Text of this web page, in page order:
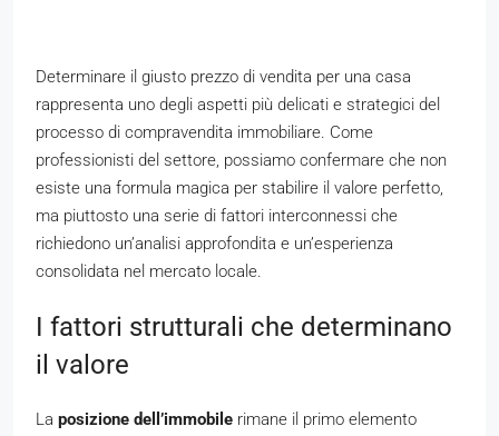
Determinare il giusto prezzo di vendita per una casa
rappresenta uno degli aspetti più delicati e strategici del
processo di compravendita immobiliare. Come
professionisti del settore, possiamo confermare che non
esiste una formula magica per stabilire il valore perfetto,
ma piuttosto una serie di fattori interconnessi che
richiedono un’analisi approfondita e un’esperienza
consolidata nel mercato locale.
I fattori strutturali che determinano
il valore
La posizione dell’immobile rimane il primo elemento